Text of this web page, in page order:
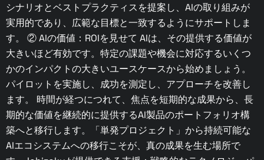
シナリオとベストプラクティスを提案し、AIの取り組みが
実用的であり、広範な目標と一致するようにサポートしま
す。 ② AIの価値：ROIを見せて AIは、その提供する価値が
大きいほど有効です。特定の課題や機会に対応するいくつ
かのインパクトの大きいユースケースから始めましょう。
パイロットを実施し、成功を測定し、アプローチを改善し
ます。 時間が経つにつれて、焦点を短期的な成果から、長
期的な価値を継続的に提供するAI製品のポートフォリオ構
築へと移行します。「単発プロジェクト」から持続可能な
AIエコシステムへの移行こそが、真の成果を生む場所で